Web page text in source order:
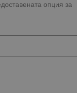
опция за